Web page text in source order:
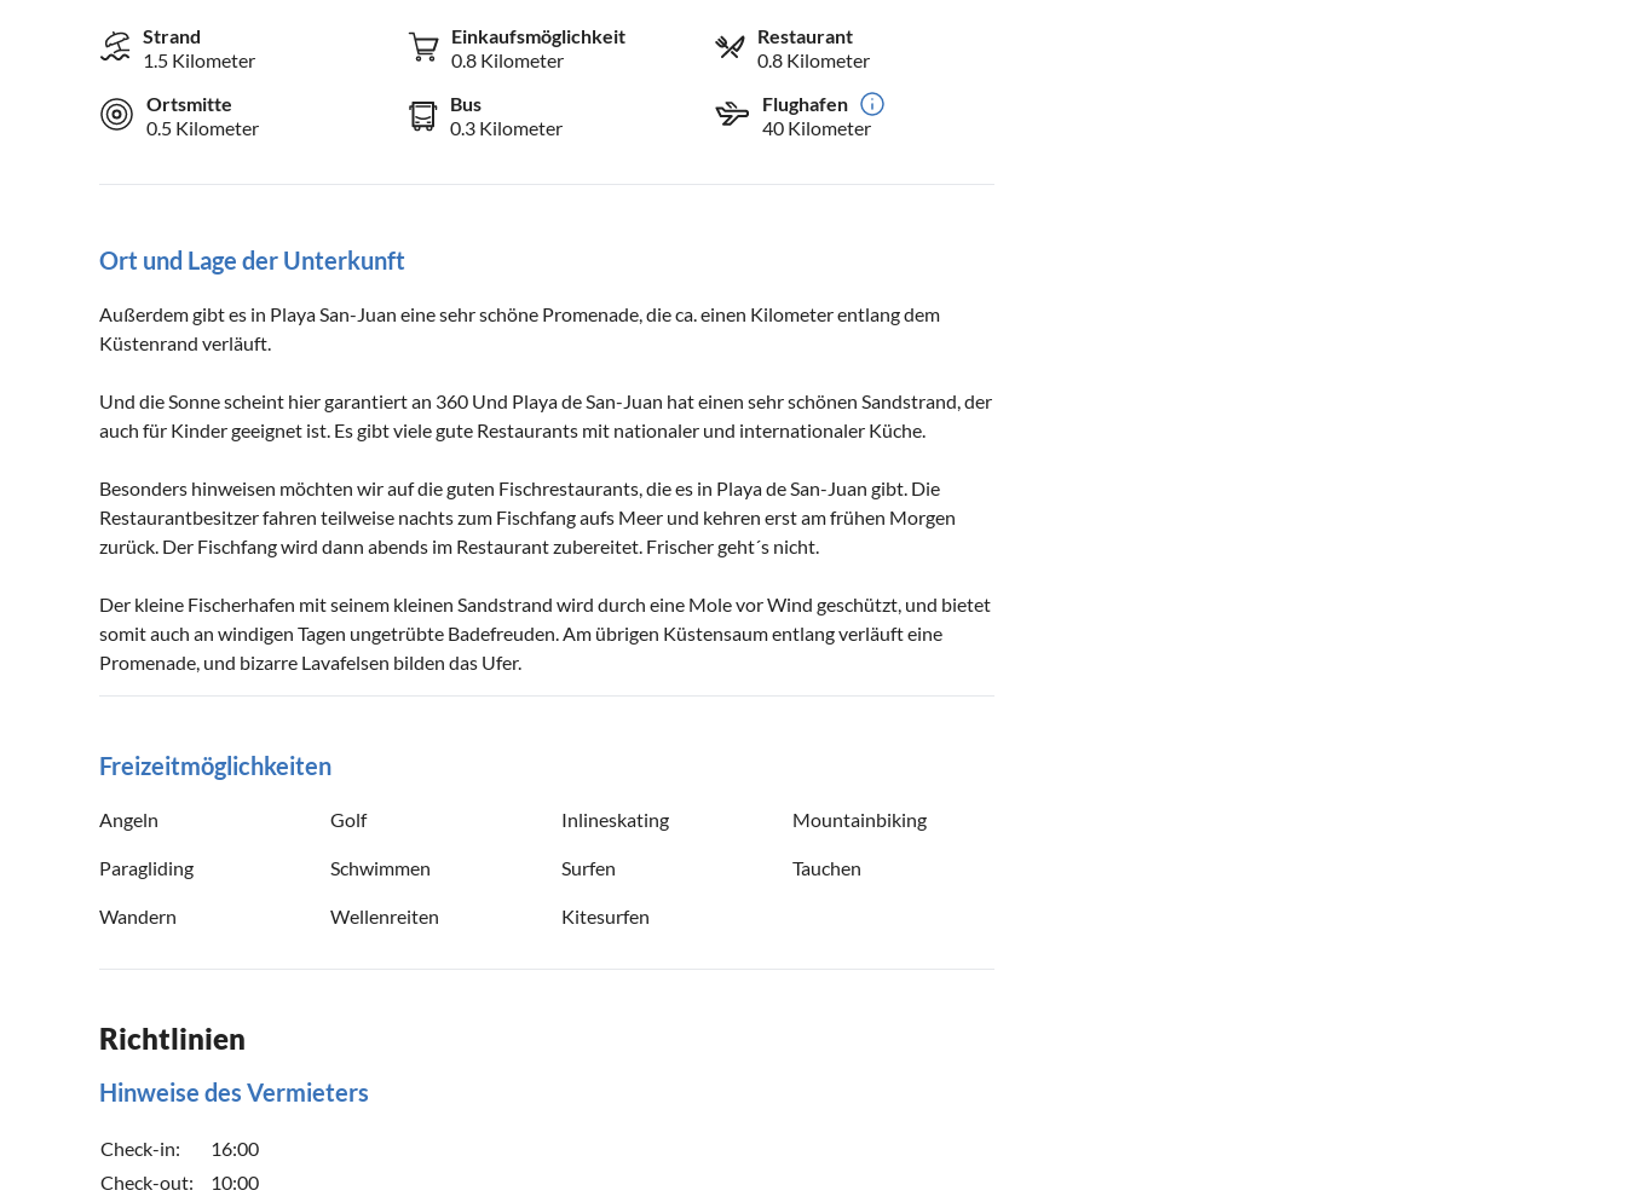
Strand
1.5 Kilometer
Einkaufsmöglichkeit
0.8 Kilometer
Restaurant
0.8 Kilometer
Ortsmitte
0.5 Kilometer
Bus
0.3 Kilometer
Flughafen
40 Kilometer
Ort und Lage der Unterkunft
Außerdem gibt es in Playa San-Juan eine sehr schöne Promenade, die ca. einen Kilometer entlang dem
Küstenrand verläuft.
Und die Sonne scheint hier garantiert an 360 Und Playa de San-Juan hat einen sehr schönen Sandstrand, der
auch für Kinder geeignet ist. Es gibt viele gute Restaurants mit nationaler und internationaler Küche.
Besonders hinweisen möchten wir auf die guten Fischrestaurants, die es in Playa de San-Juan gibt. Die
Restaurantbesitzer fahren teilweise nachts zum Fischfang aufs Meer und kehren erst am frühen Morgen
zurück. Der Fischfang wird dann abends im Restaurant zubereitet. Frischer geht´s nicht.
Der kleine Fischerhafen mit seinem kleinen Sandstrand wird durch eine Mole vor Wind geschützt, und bietet
somit auch an windigen Tagen ungetrübte Badefreuden. Am übrigen Küstensaum entlang verläuft eine
Promenade, und bizarre Lavafelsen bilden das Ufer.
Freizeitmöglichkeiten
Angeln Golf Inlineskating Mountainbiking
Paragliding Schwimmen Surfen Tauchen
Wandern Wellenreiten Kitesurfen
Richtlinien
Hinweise des Vermieters
Check-in:
16:00
Check-out:
10:00